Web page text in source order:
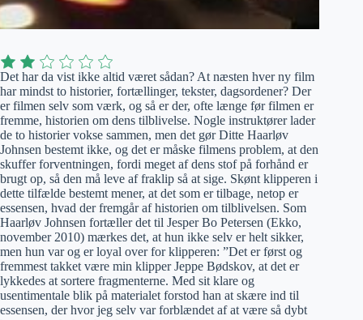
Det har da vist ikke altid været sådan? At næsten hver ny film
har mindst to historier, fortællinger, tekster, dagsordener? Der
er filmen selv som værk, og så er der, ofte længe før filmen er
fremme, historien om dens tilblivelse. Nogle instruktører lader
de to historier vokse sammen, men det gør Ditte Haarløv
Johnsen bestemt ikke, og det er måske filmens problem, at den
skuffer forventningen, fordi meget af dens stof på forhånd er
brugt op, så den må leve af fraklip så at sige. Skønt klipperen i
dette tilfælde bestemt mener, at det som er tilbage, netop er
essensen, hvad der fremgår af historien om tilblivelsen. Som
Haarløv Johnsen fortæller det til Jesper Bo Petersen (Ekko,
november 2010) mærkes det, at hun ikke selv er helt sikker,
men hun var og er loyal over for klipperen: ”Det er først og
fremmest takket være min klipper Jeppe Bødskov, at det er
lykkedes at sortere fragmenterne. Med sit klare og
usentimentale blik på materialet forstod han at skære ind til
essensen, der hvor jeg selv var forblændet af at være så dybt